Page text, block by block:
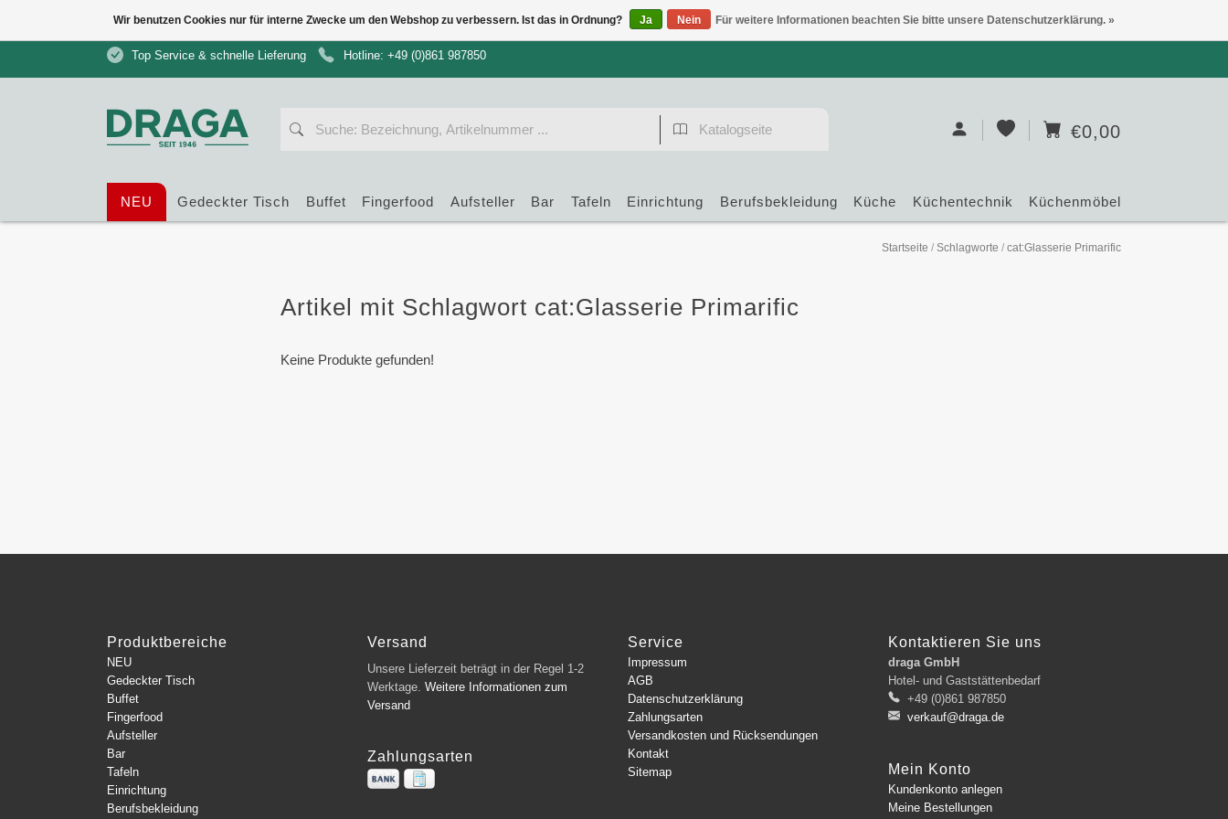
Top Service & schnelle Lieferung Hotline: +49 (0)861 987850
€0,00
NEU Gedeckter Tisch Buffet Fingerfood Aufsteller Bar Tafeln Einrichtung Berufsbekleidung Küche Küchentechnik Küchenmöbel
Startseite / Schlagworte / cat:Glasserie Primarific
Artikel mit Schlagwort cat:Glasserie Primarific
Keine Produkte gefunden!
Produktbereiche
NEU
Gedeckter Tisch
Buffet
Fingerfood
Aufsteller
Bar
Tafeln
Einrichtung
Berufsbekleidung
Versand
Unsere Lieferzeit beträgt in der Regel 1-2
Werktage. Weitere Informationen zum
Versand
Zahlungsarten
Service
Impressum
AGB
Datenschutzerklärung
Zahlungsarten
Versandkosten und Rücksendungen
Kontakt
Sitemap
Kontaktieren Sie uns
draga GmbH
Hotel- und Gaststättenbedarf
+49 (0)861 987850
verkauf@draga.de
Mein Konto
Kundenkonto anlegen
Meine Bestellungen
Wir benutzen Cookies nur für interne Zwecke um den Webshop zu verbessern. Ist das in Ordnung? Ja Nein Für weitere Informationen beachten Sie bitte unsere Datenschutzerklärung. »